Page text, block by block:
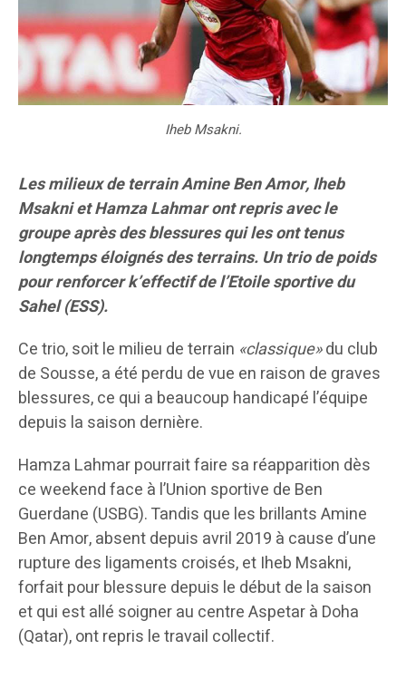
Iheb Msakni.
Les milieux de terrain Amine Ben Amor, Iheb
Msakni et Hamza Lahmar ont repris avec le
groupe après des blessures qui les ont tenus
longtemps éloignés des terrains. Un trio de poids
pour renforcer k’effectif de l’Etoile sportive du
Sahel (ESS).
Ce trio, soit le milieu de terrain «classique»du club
de Sousse, a été perdu de vue en raison de graves
blessures, ce qui a beaucoup handicapé l’équipe
depuis la saison dernière.
Hamza Lahmar pourrait faire sa réapparition dès
ce weekend face à l’Union sportive de Ben
Guerdane (USBG). Tandis que les brillants Amine
Ben Amor, absent depuis avril 2019 à cause d’une
rupture des ligaments croisés, et Iheb Msakni,
forfait pour blessure depuis le début de la saison
et qui est allé soigner au centre Aspetar à Doha
(Qatar), ont repris le travail collectif.